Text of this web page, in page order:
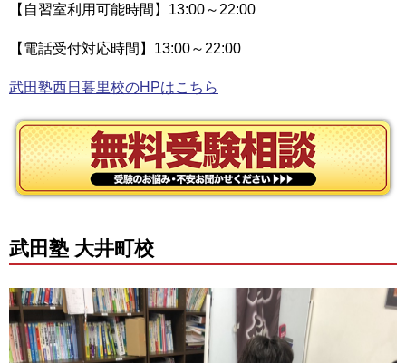
【自習室利用可能時間】13:00～22:00
【電話受付対応時間】13:00～22:00
武田塾西日暮里校のHPはこちら
武田塾 大井町校